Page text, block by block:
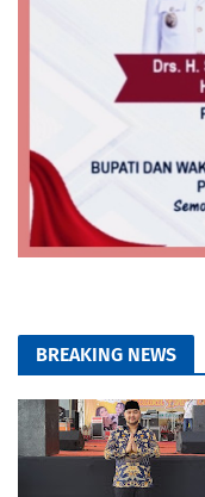
BREAKING NEWS